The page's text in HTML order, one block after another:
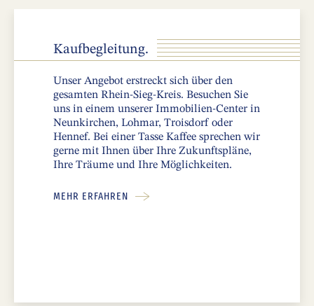
Kaufbegleitung.
Unser Angebot erstreckt sich über den
gesamten Rhein-Sieg-Kreis. Besuchen Sie
uns in einem unserer Immobilien-Center in
Neunkirchen, Lohmar, Troisdorf oder
Hennef. Bei einer Tasse Kaffee sprechen wir
gerne mit Ihnen über Ihre Zukunftspläne,
Ihre Träume und Ihre Möglichkeiten.
MEHR ERFAHREN